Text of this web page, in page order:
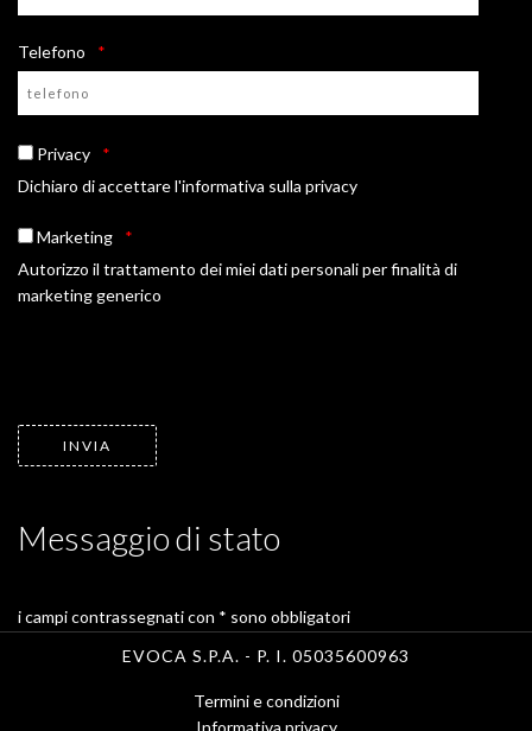
Telefono
Privacy
Dichiaro di accettare l'informativa sulla privacy
Marketing
Autorizzo il trattamento dei miei dati personali per finalità di
marketing generico
Messaggio di stato
i campi contrassegnati con * sono obbligatori
EVOCA S.P.A. - P. I. 05035600963
Termini e condizioni